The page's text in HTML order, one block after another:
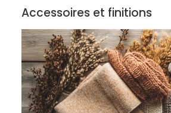
Accessoires et finitions